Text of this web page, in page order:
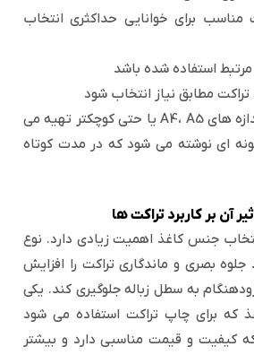
برای خوانایی حداکثری انتخاب
استفاده شده باشد
تراکت مطابق نیاز انتخاب شود
معمولا تراکت ها در اندازه های A4، A5 یا حتی کوچکتر تهیه می
ای نوشته می شود که در مدت کوتاه
آن بر کاربرد تراکت ها
جنس کاغذ اهمیت زیادی دارد. نوع
جلوه بصری و ماندگاری تراکت را افزایش
به سطل زباله جلوگیری کند. یکی
که برای چاپ تراکت استفاده می شود
کیفیت و قیمت مناسبی دارد و بیشتر